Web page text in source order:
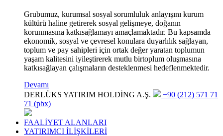
Grubumuz, kurumsal sosyal sorumluluk anlayışını kurum
kültürü haline getirerek sosyal gelişmeye, doğanın
korunmasına katkısağlamayı amaçlamaktadır. Bu kapsamda
ekonomik, sosyal ve çevresel konulara duyarlılık sağlayan,
toplum ve pay sahipleri için ortak değer yaratan toplumun
yaşam kalitesini iyileştirerek mutlu birtoplum oluşmasına
katkısağlayan çalışmaların desteklenmesi hedeflenmektedir.
Devamı
DERLÜKS YATIRIM HOLDİNG A.Ş.
+90 (212) 571 71
71 (pbx)
FAALİYET ALANLARI
YATIRIMCI İLİŞKİLERİ